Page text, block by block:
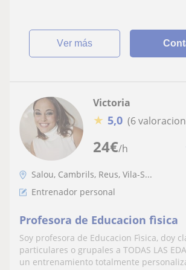
ver más
24€/h
Victoria
★ 5,0 (6
Salou, Cambrils, Reus, Vila-S...
Entrenador personal
Profesora de Educacion fìsica
Soy profesora de Educacion Fìsica, doy
particulares o grupales a TODAS LAS
un entrenamiento totalmente